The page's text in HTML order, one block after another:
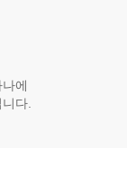
에
다.